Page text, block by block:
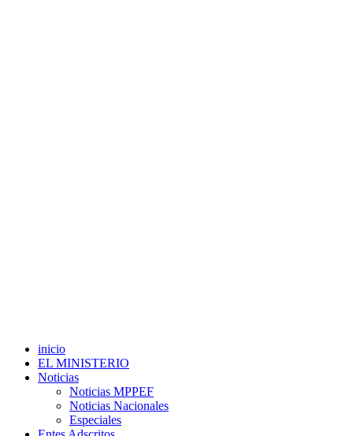
inicio
EL MINISTERIO
Noticias
Noticias MPPEF
Noticias Nacionales
Especiales